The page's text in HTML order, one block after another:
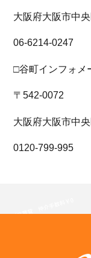
大阪府大阪市中
06-6214-0247
□谷町インフォメ
〒542-0072
大阪府大阪市中
0120-799-995